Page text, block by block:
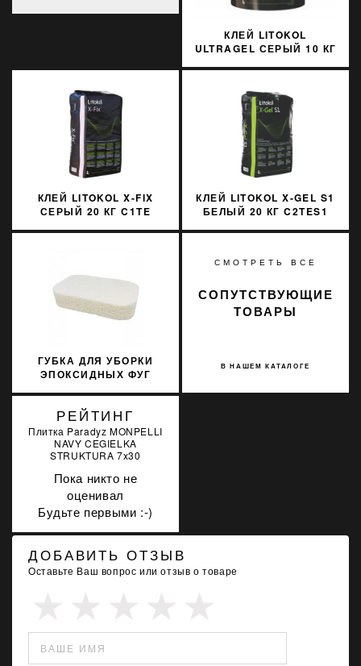
КЛЕЙ LITOKOL
ULTRAGEL СЕРЫЙ 10 КГ
КЛЕЙ LITOKOL X-FIX
СЕРЫЙ 20 КГ C1TE
КЛЕЙ LITOKOL X-GEL S1
БЕЛЫЙ 20 КГ C2TES1
ГУБКА ДЛЯ УБОРКИ
ЭПОКСИДНЫХ ФУГ
СМОТРЕТЬ ВСЕ
В НАШЕМ КАТАЛОГЕ
СОПУТСТВУЮЩИЕ
ТОВАРЫ
РЕЙТИНГ
Плитка Paradyz MONPELLI
NAVY CEGIELKA
STRUKTURA 7x30
Пока никто не
оценивал
Будьте первыми :-)
ДОБАВИТЬ ОТЗЫВ
Оставьте Ваш вопрос или отзыв о товаре
ВАШЕ ИМЯ